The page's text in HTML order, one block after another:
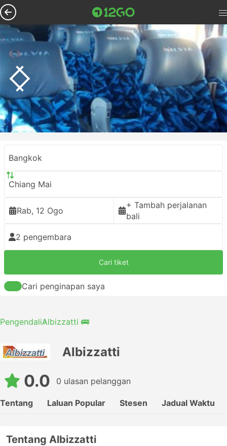
Bangkok
Chiang Mai
Rab, 12 Ogo
+ Tambah perjalanan
bali
2 pengembara
Cari tiket
Cari penginapan saya
PengendaliAlbizzatti 🚌
Albizzatti
0.0 0 ulasan pelanggan
Tentang Laluan Popular Stesen Jadual Waktu
Tentang Albizzatti